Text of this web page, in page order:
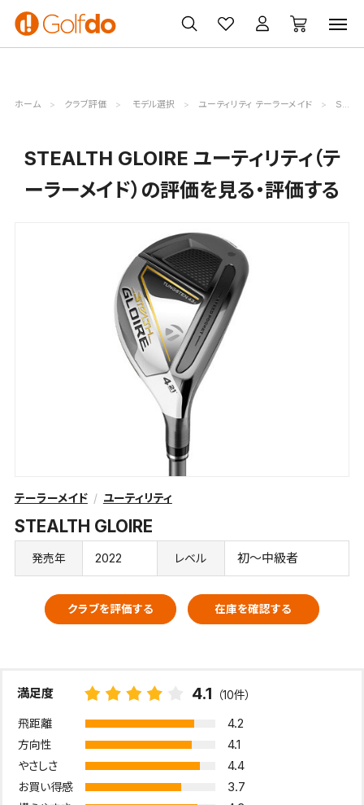
ゴルフ
クラブ
ゴルフ用品
買取
無料査定
クーポン
一覧
ホーム クラブ評価 モデル選択 ユーティリティ テーラーメイド STEALTH GLOIRE評価詳細
STEALTH GLOIRE ユーティリティ（テ
ーラーメイド）の評価を見る・評価する
テーラーメイド ユーティリティ
STEALTH GLOIRE
発売年 2022 レベル 初～中級者
クラブを評価する 在庫を確認する
満足度 4.1 （10件）
飛距離 4.2
方向性 4.1
やさしさ 4.4
お買い得感 3.7